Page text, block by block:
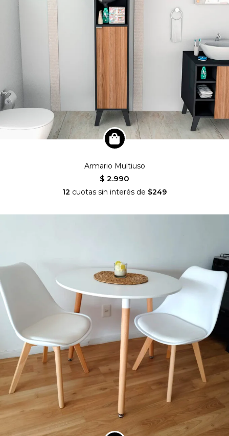
Armario Multiuso
$ 2.990
12 cuotas sin interés de $249